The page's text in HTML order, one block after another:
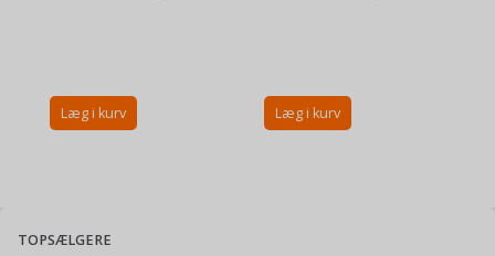
Læg i kurv Læg i kurv
TOPSÆLGERE